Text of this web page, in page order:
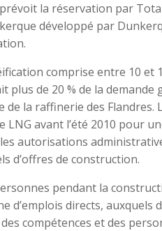
la réservation par
développé par
comprise entre 10 et
de 20 % de la demande
de la raffinerie des
avant l’été 2010 pour
autorisations
d’offres de construction.
pendant la
d’emplois directs, auxquels
compétences et des